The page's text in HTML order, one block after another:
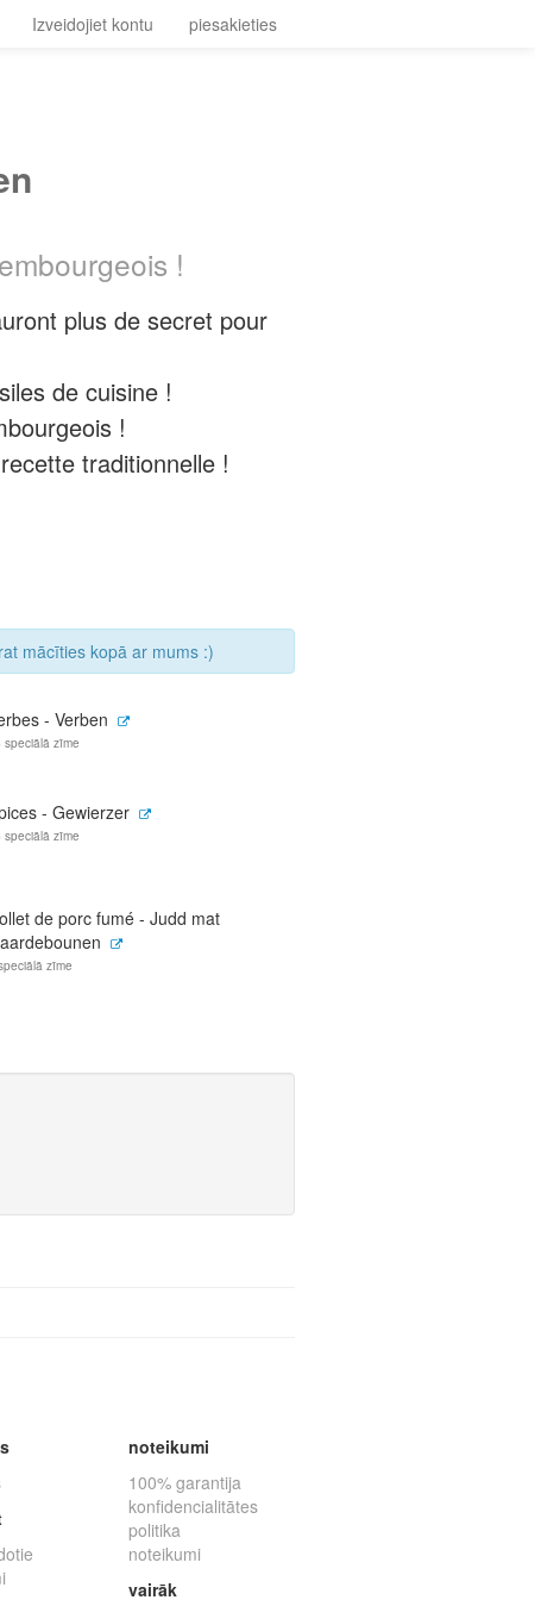
Izveidojiet kontu piesakieties
!
plus de secret pour
de cuisine !
!
traditionnelle !
mācīties kopā ar mums :)
- Verben
speciālā zīme
- Gewierzer
speciālā zīme
de porc fumé - Judd mat
zīme
noteikumi
100% garantija
konfidencialitātes
politika
noteikumi
vairāk